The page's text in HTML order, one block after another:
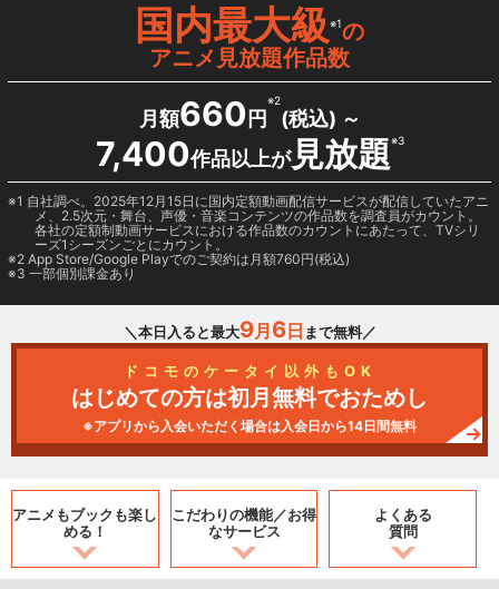
国内最大級※1の
アニメ見放題作品数
月額660 円
※2
(税込) ～
7,400作品以上が見放題※3
1 自社調べ。2025年12月15日に国内定額動画配信サービスが配信していたアニ
メ、2.5次元・舞台、声優・音楽コンテンツの作品数を調査員がカウント。
各社の定額制動画サービスにおける作品数のカウントにあたって、TVシリ
ーズ1シーズンごとにカウント。
2 App Store/Google Playでのご契約は月額760円(税込)
3 一部個別課金あり
＼本日入ると最大9月 6日 まで無料／
ドコモのケータイ以外もOK
はじめての方は初月無料でおためし
※アプリから入会いただく場合は入会日から14日間無料
アニメもブックも楽し
める！
こだわりの機能／お得
なサービス
よくある
質問